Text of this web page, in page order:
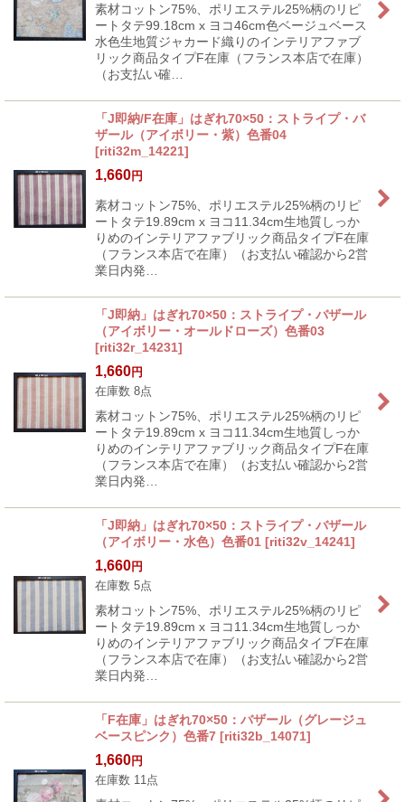
素材コットン75%、ポリエステル25%柄のリピ
ートタテ99.18cm x ヨコ46cm色ベージュベース
水色生地質ジャカード織りのインテリアファブ
リック商品タイプF在庫（フランス本店で在庫）
（お支払い確…
「J即納/F在庫」はぎれ70×50：ストライプ・バ
ザール（アイボリー・紫）色番04
[riti32m_14221]
1,660円
素材コットン75%、ポリエステル25%柄のリピ
ートタテ19.89cm x ヨコ11.34cm生地質しっか
りめのインテリアファブリック商品タイプF在庫
（フランス本店で在庫）（お支払い確認から2営
業日内発…
「J即納」はぎれ70×50：ストライプ・バザール
（アイボリー・オールドローズ）色番03
[riti32r_14231]
1,660円
在庫数 8点
素材コットン75%、ポリエステル25%柄のリピ
ートタテ19.89cm x ヨコ11.34cm生地質しっか
りめのインテリアファブリック商品タイプF在庫
（フランス本店で在庫）（お支払い確認から2営
業日内発…
「J即納」はぎれ70×50：ストライプ・バザール
（アイボリー・水色）色番01 [riti32v_14241]
1,660円
在庫数 5点
素材コットン75%、ポリエステル25%柄のリピ
ートタテ19.89cm x ヨコ11.34cm生地質しっか
りめのインテリアファブリック商品タイプF在庫
（フランス本店で在庫）（お支払い確認から2営
業日内発…
「F在庫」はぎれ70×50：バザール（グレージュ
ベースピンク）色番7 [riti32b_14071]
1,660円
在庫数 11点